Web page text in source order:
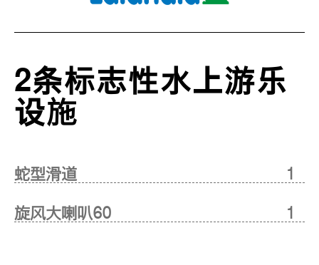
2条标志性水上游乐
设施
蛇型滑道 1
旋风大喇叭60 1